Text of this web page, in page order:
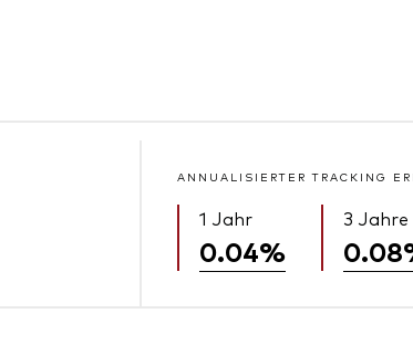
ANNUALISIERTER TRACKING
1 Jahr
0.04%
3 Jahre